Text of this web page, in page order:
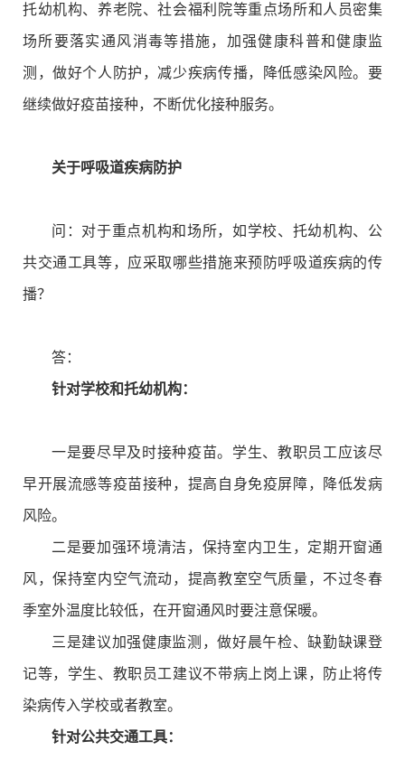
托幼机构、养老院、社会福利院等重点场所和人员密集
场所要落实通风消毒等措施，加强健康科普和健康监
测，做好个人防护，减少疾病传播，降低感染风险。要
继续做好疫苗接种，不断优化接种服务。
关于呼吸道疾病防护
问：对于重点机构和场所，如学校、托幼机构、公
共交通工具等，应采取哪些措施来预防呼吸道疾病的传
播？
答：
针对学校和托幼机构：
一是要尽早及时接种疫苗。学生、教职员工应该尽
早开展流感等疫苗接种，提高自身免疫屏障，降低发病
风险。
二是要加强环境清洁，保持室内卫生，定期开窗通
风，保持室内空气流动，提高教室空气质量，不过冬春
季室外温度比较低，在开窗通风时要注意保暖。
三是建议加强健康监测，做好晨午检、缺勤缺课登
记等，学生、教职员工建议不带病上岗上课，防止将传
染病传入学校或者教室。
针对公共交通工具：